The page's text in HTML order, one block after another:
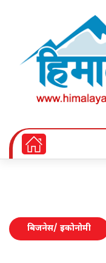
बिजनेस/ इकोनोमी